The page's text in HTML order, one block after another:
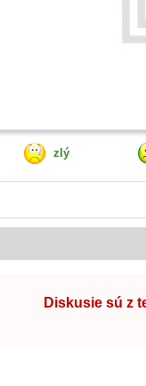
zlý
Diskusie sú z